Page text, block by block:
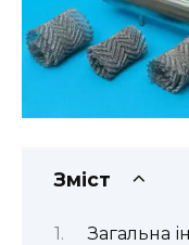
Зміст
Загальна